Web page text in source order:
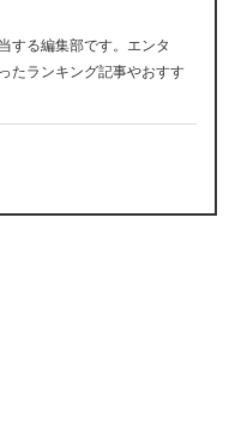
する編集部です。エンタ
たランキング記事やおすす